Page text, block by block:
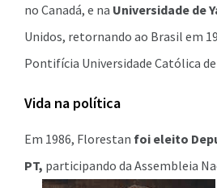
no Canadá, e na Universidade de
Unidos, retornando ao Brasil em
Pontifícia Universidade Católica de
Vida na política
Em 1986, Florestan foi eleito
PT, participando da Assembleia